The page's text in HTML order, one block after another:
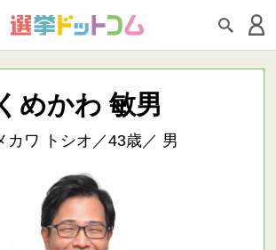
くめかわ 敏男
カワ トシオ／43歳／ 男